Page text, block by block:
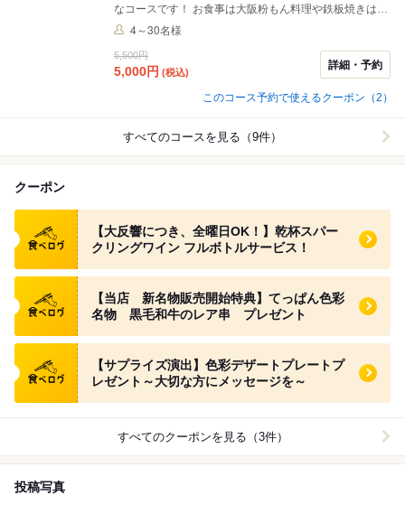
なコースです！ お食事は大阪粉もん料理や鉄板焼きはも
ちろん！ お酒のアテになるメニューも揃えております。
す。 １０名以上で貸切対応もできますので、お客様だけ
の空間でご堪能ください。
4～30名様
5,500円
5,000円 (税込)
詳細・予約
このコース予約で使えるクーポン（2）
すべてのコースを見る（9件）
クーポン
食べログ クーポン
【大反響につき、全曜日OK！】乾杯スパー
クリングワイン フルボトルサービス！
食べログ クーポン
【当店 新名物販売開始特典】てっぱん色彩
名物 黒毛和牛のレア串 プレゼント
食べログ クーポン
【サプライズ演出】色彩デザートプレートプ
レゼント～大切な方にメッセージを～
すべてのクーポンを見る（3件）
投稿写真